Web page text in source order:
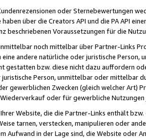
oder Sternebewertungen
haben über die Creators API und die PA API
beschriebenen Voraussetzungen für die
noch mittelbar über Partner-Links
andere natürliche oder juristische
gestatten bzw. diese nicht dazu auffordern
Person, unmittelbar oder mittelbar
gewerblichen Zwecken (gleich welcher Art)
oder für gewerbliche
Ihrer Website, die die Partner-Links enthält
tarnen, verstecken, manipulieren oder
Aufwand in der Lage sind, die Website oder